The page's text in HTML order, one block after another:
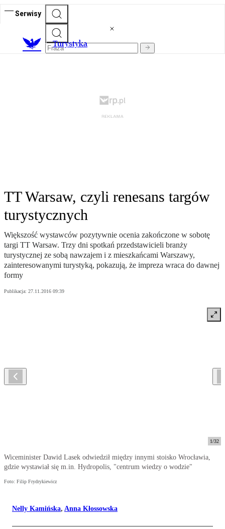
Serwisy
Turystyka
TT Warsaw, czyli renesans targów
turystycznych
Większość wystawców pozytywnie ocenia zakończone w sobotę
targi TT Warsaw. Trzy dni spotkań przedstawicieli branży
turystycznej ze sobą nawzajem i z mieszkańcami Warszawy,
zainteresowanymi turystyką, pokazują, że impreza wraca do dawnej
formy
Publikacja: 27.11.2016 09:39
1/32
Wiceminister Dawid Lasek odwiedził między innymi stoisko Wrocławia,
gdzie wystawiał się m.in. Hydropolis, "centrum wiedzy o wodzie"
Foto: Filip Frydrykiewicz
Nelly Kamińska, Anna Kłossowska